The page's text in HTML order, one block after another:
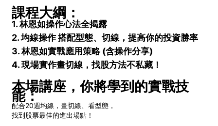
課程大綱：
1. 林恩如操作心法全揭露
2. 均線操作 搭配型態、切線，提高你的投資勝率
3. 林恩如實戰應用策略 (含操作分享)
4. 現場實作畫切線，找股方法不私藏！
本場講座，你將學到的實戰技
能：
配合20週均線，畫切線、看型態，
找到股票最佳的進出場點！